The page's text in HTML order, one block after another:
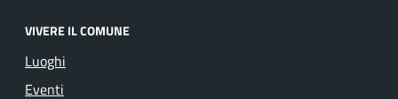
VIVERE IL COMUNE
Luoghi
Eventi